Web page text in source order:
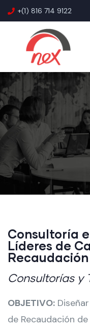
+(1) 816 714 9122
Consultoría
Líderes de
Recaudación
Consultorías y
OBJETIVO:
de Recaudación